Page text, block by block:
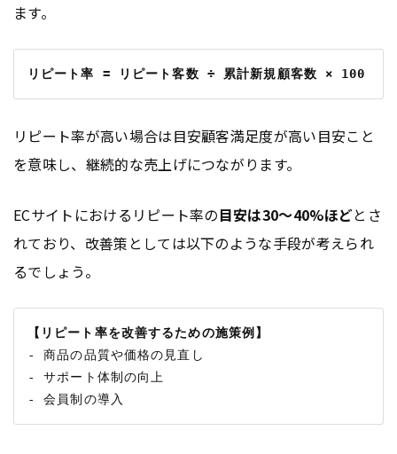
ます。
リピート率 = リピート客数 ÷ 累計新規顧客数 × 100
リピート率が高い場合は目安顧客満足度が高い目安こと
を意味し、継続的な売上げにつながります。
ECサイトにおけるリピート率の目安は30〜40%ほどとさ
れており、改善策としては以下のような手段が考えられ
るでしょう。
【リピート率を改善するための施策例】
- 商品の品質や価格の見直し
- サポート体制の向上